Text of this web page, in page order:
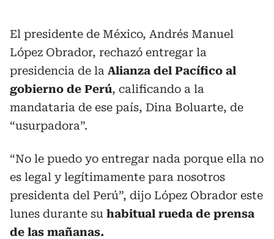
El presidente de México, Andrés Manuel
López Obrador, rechazó entregar la
presidencia de la Alianza del Pacífico al
gobierno de Perú, calificando a la
mandataria de ese país, Dina Boluarte, de
“usurpadora”.
“No le puedo yo entregar nada porque ella no
es legal y legítimamente para nosotros
presidenta del Perú”, dijo López Obrador este
lunes durante su habitual rueda de prensa
de las mañanas.